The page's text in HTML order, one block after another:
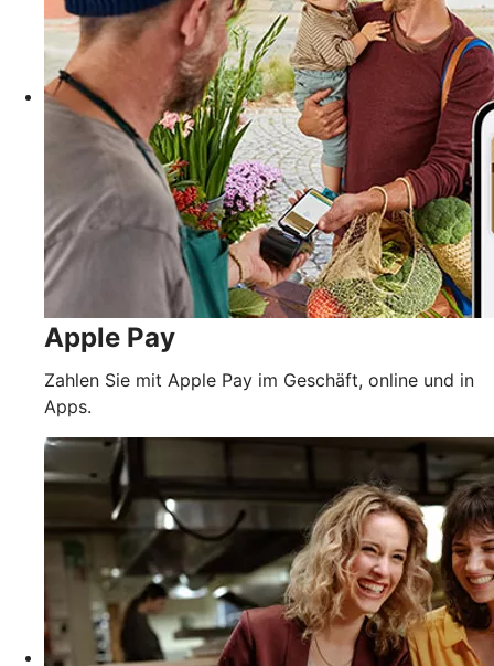
Apple Pay
Zahlen Sie mit Apple Pay im Geschäft, online und in
Apps.